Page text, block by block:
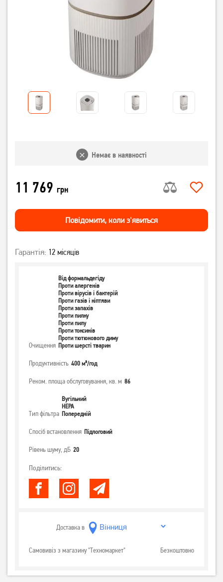
Немає в наявності
11 769 грн
Повiдомити, коли з'явиться
Гарантія: 12 місяців
Очищення
Від формальдегіду
Проти алергенів
Проти вірусів і бактерій
Проти газів і кіптяви
Проти запахів
Проти пилку
Проти пилу
Проти токсинів
Проти тютюнового диму
Проти шерсті тварин
Продуктивність 400 м³/год
Реком. площа обслуговування, кв. м 86
Тип фільтра
Вугільний
НЕРА
Попередній
Спосіб встановлення Підлоговий
Рівень шуму, дБ 20
Поділитись:
Доставка в
Самовивіз з магазину "Техномаркет" Безкоштовно